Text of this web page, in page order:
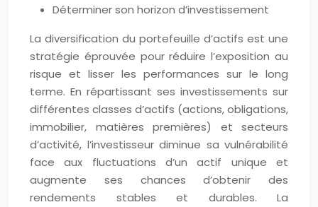
Déterminer son horizon d’investissement
La diversification du portefeuille d’actifs est une
stratégie éprouvée pour réduire l’exposition au
risque et lisser les performances sur le long
terme. En répartissant ses investissements sur
différentes classes d’actifs (actions, obligations,
immobilier, matières premières) et secteurs
d’activité, l’investisseur diminue sa vulnérabilité
face aux fluctuations d’un actif unique et
augmente ses chances d’obtenir des
rendements stables et durables. La